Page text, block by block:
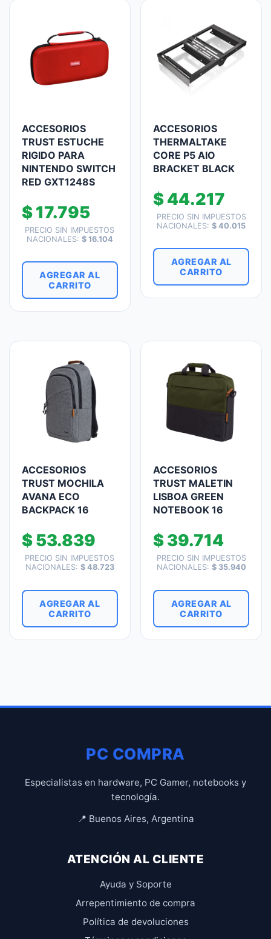
ACCESORIOS
TRUST ESTUCHE
RIGIDO PARA
NINTENDO SWITCH
RED GXT1248S
$17.795
PRECIO SIN IMPUESTOS
NACIONALES: $16.104
AGREGAR AL
CARRITO
ACCESORIOS
THERMALTAKE
CORE P5 AIO
BRACKET BLACK
$44.217
PRECIO SIN IMPUESTOS
NACIONALES:$ 40.015
AGREGAR AL
CARRITO
ACCESORIOS
TRUST MOCHILA
AVANA ECO
BACKPACK 16
$53.839
PRECIO SIN IMPUESTOS
NACIONALES: $48.723
AGREGAR AL
CARRITO
ACCESORIOS
TRUST MALETIN
LISBOA GREEN
NOTEBOOK 16
$39.714
PRECIO SIN IMPUESTOS
NACIONALES: $35.940
AGREGAR AL
CARRITO
PC COMPRA
Especialistas en hardware, PC Gamer, notebooks y
tecnología.
📍 Buenos Aires, Argentina
ATENCIÓN AL CLIENTE
Ayuda y Soporte
Arrepentimiento de compra
Política de devoluciones